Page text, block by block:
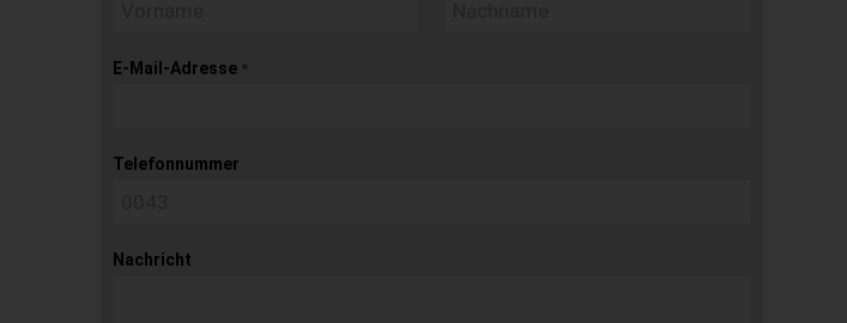
E-Mail-Adresse *
Telefonnummer
Nachricht